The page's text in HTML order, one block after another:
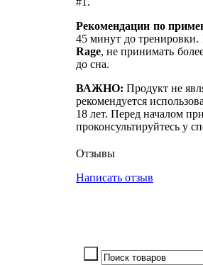
Рекомендации по
45 минут до
Rage, не принимать
до сна.
ВАЖНО: Продукт не
рекомендуется
18 лет. Перед началом
проконсультируйтесь у
Отзывы
Написать отзыв